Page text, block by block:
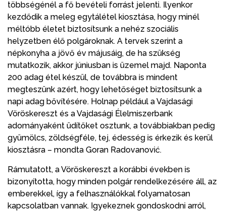
többségénél a fő bevételi forrást jelenti. Ilyenkor
kezdődik a meleg egytálétel kiosztása, hogy minél
méltóbb életet biztosítsunk a nehéz szociális
helyzetben élő polgároknak. A tervek szerint a
népkonyha a jövő év májusáig, de ha szükség
mutatkozik, akkor júniusban is üzemel majd. Naponta
200 adag étel készül, de továbbra is mindent
megteszünk azért, hogy lehetőséget biztosítsunk a
napi adag bővítésére. Holnap például a Vajdasági
Vöröskereszt és a Vajdasági Élelmiszerbank
adományaként üdítőket osztunk, a továbbiakban pedig
gyümölcs, zöldségféle, tej, édesség is érkezik és kerül
kiosztásra – mondta Goran Radovanović.
Rámutatott, a Vöröskereszt a korábbi években is
bizonyította, hogy minden polgár rendelkezésére áll, az
emberekkel, így a felhasználókkal folyamatosan
kapcsolatban vannak. Igyekeznek gondoskodni arról,